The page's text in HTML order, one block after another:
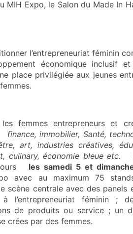
MIH Expo, le Salon du Made In
l’entrepreneuriat féminin
économique inclusif
place privilégiée aux jeunes
femmes entrepreneurs et
finance, immobilier, Santé,
art, industries créatives,
culinary, économie bleue etc.
les samedi 5 et
avec au maximum 75
scène centrale avec des panels
l’entrepreneuriat féminin ;
de produits ou service ; un
crées par des femmes.